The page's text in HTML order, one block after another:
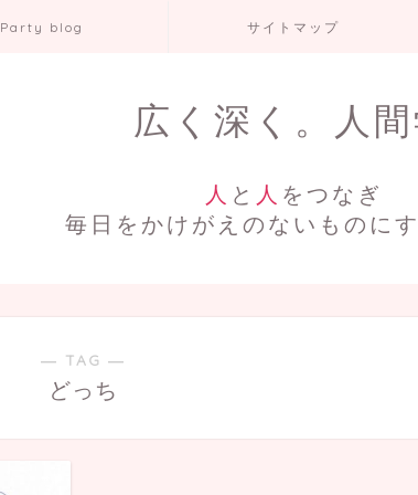
Party blog サイトマップ
広く深く。人
人 と 人 をつなぎ
毎日をかけがえのないものに
― TAG ―
どっち